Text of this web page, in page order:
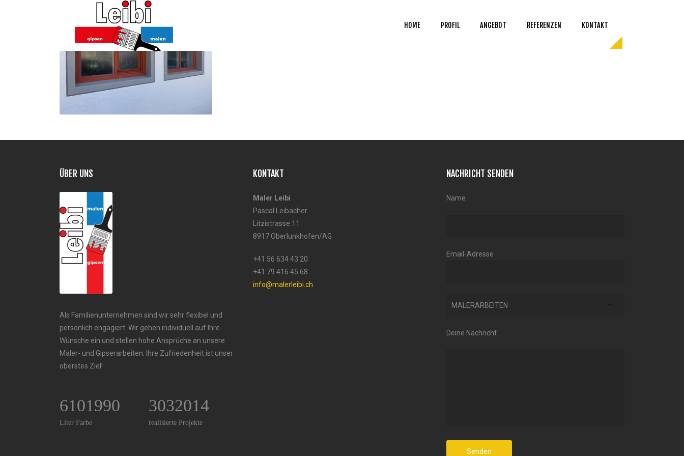
HOME PROFIL ANGEBOT REFERENZEN KONTAKT
ÜBER UNS
Als Familienunternehmen sind wir sehr flexibel und
persönlich engagiert. Wir gehen individuell auf Ihre
Wünsche ein und stellen hohe Ansprüche an unsere
Maler- und Gipserarbeiten. Ihre Zufriedenheit ist unser
oberstes Ziel!
6101990
Liter Farbe
3032014
realisierte Projekte
KONTAKT
Maler Leibi
Pascal Leibacher
Litzistrasse 11
8917 Oberlunkhofen/AG
+41 56 634 43 20
+41 79 416 45 68
info@malerleibi.ch
NACHRICHT SENDEN
Name
Email-Adresse
Deine Nachricht